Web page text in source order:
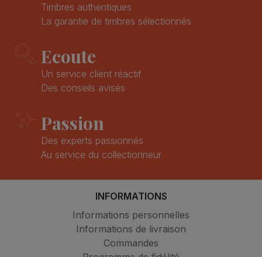
Timbres authentiques
La garantie de timbres sélectionnés
Ecoute
Un service client réactif
Des conseils avisés
Passion
Des experts passionnés
Au service du collectionneur
INFORMATIONS
Informations personnelles
Informations de livraison
Commandes